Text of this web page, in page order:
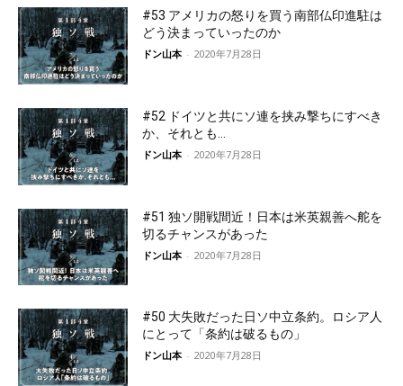
#53 アメリカの怒りを買う南部仏印進駐は
どう決まっていったのか
ドン山本 - 2020年7月28日
#52 ドイツと共にソ連を挟み撃ちにすべき
か、それとも…
ドン山本 - 2020年7月28日
#51 独ソ開戦間近！日本は米英親善へ舵を
切るチャンスがあった
ドン山本 - 2020年7月28日
#50 大失敗だった日ソ中立条約。ロシア人
にとって「条約は破るもの」
ドン山本 - 2020年7月28日